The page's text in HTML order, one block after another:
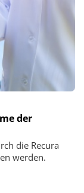
der
die Recura
werden.